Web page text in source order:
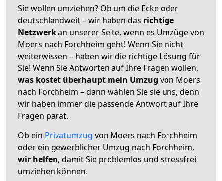
Sie wollen umziehen? Ob um die Ecke oder
deutschlandweit – wir haben das richtige
Netzwerkan unserer Seite, wenn es Umzüge von
Moers nach Forchheim geht! Wenn Sie nicht
weiterwissen – haben wir die richtige Lösung für
Sie! Wenn Sie Antworten auf Ihre Fragen wollen,
was kostet überhaupt mein Umzug von Moers
nach Forchheim – dann wählen Sie sie uns, denn
wir haben immer die passende Antwort auf Ihre
Fragen parat.
Ob ein Privatumzug von Moers nach Forchheim
oder ein gewerblicher Umzug nach Forchheim,
wir helfen, damit Sie problemlos und stressfrei
umziehen können.